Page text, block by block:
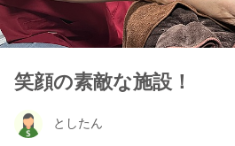
笑顔の素敵な施設！
としたん